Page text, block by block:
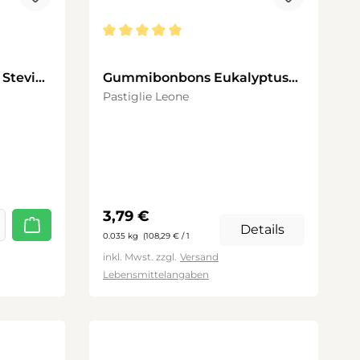
Gummibonbons Eukalyptus
35g
Pastiglie Leone
Regulärer Preis:
3,79 €
0.035 kg (108,29 € / 1
kg)
Details
inkl. Mwst. zzgl. Versand
Lebensmittelangaben